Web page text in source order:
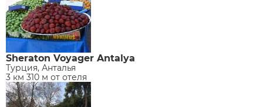
Sheraton Voyager Antalya
Турция, Анталья
3 км 310 м от отеля